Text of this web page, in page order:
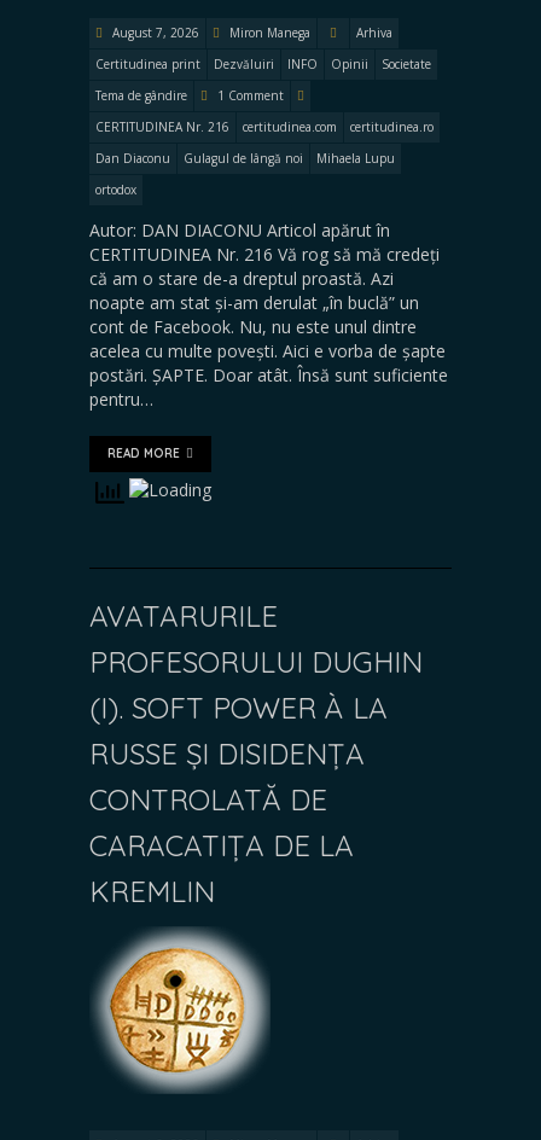
August 7, 2026 Miron Manega
Arhiva
Certitudinea print
Dezvăluiri INFO Opinii
Societate
Tema de gândire
1 Comment
CERTITUDINEA Nr. 216
certitudinea.com
certitudinea.ro
Dan Diaconu
Gulagul de lângă noi
Mihaela Lupu
ortodox
Autor: DAN DIACONU Articol apărut în
CERTITUDINEA Nr. 216 Vă rog să mă credeți
că am o stare de-a dreptul proastă. Azi
noapte am stat și-am derulat „în buclă” un
cont de Facebook. Nu, nu este unul dintre
acelea cu multe povești. Aici e vorba de șapte
postări. ȘAPTE. Doar atât. Însă sunt suficiente
pentru…
READ MORE
AVATARURILE
PROFESORULUI DUGHIN
(I). SOFT POWER À LA
RUSSE ȘI DISIDENȚA
CONTROLATĂ DE
CARACATIȚA DE LA
KREMLIN